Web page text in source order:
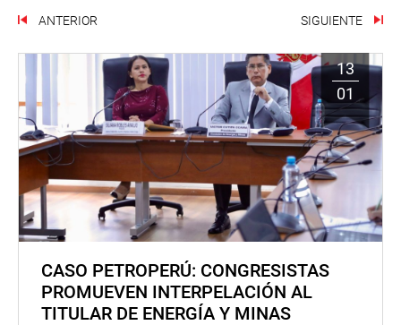
ANTERIOR SIGUIENTE
13
01
CASO PETROPERÚ: CONGRESISTAS
PROMUEVEN INTERPELACIÓN AL
TITULAR DE ENERGÍA Y MINAS